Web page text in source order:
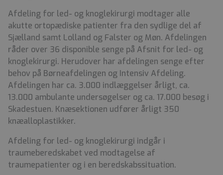
Afdeling for led- og knoglekirurgi modtager alle
akutte ortopædiske patienter fra den sydlige del af
Sjælland samt Lolland og Falster og Møn. Afdelingen
råder over 36 disponible senge på Afsnit for led- og
knoglekirurgi. Herudover har afdelingen senge efter
behov på Børneafdelingen og Intensiv Afdeling.
Afdelingen har ca. 3.000 indlæggelser årligt, ca.
13.000 ambulante undersøgelser og ca. 17.000 besøg i
Skadestuen. Knæsektionen udfører årligt 350
knæalloplastikker.
Afdeling for led- og knoglekirurgi indgår i
traumeberedskabet ved modtagelse af
traumepatienter og i en beredskabssituation.